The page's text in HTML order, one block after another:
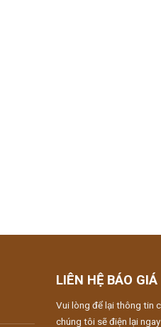
LIÊN HỆ BÁO GIÁ
Vui lòng để lại thông tin
chúng tôi sẽ điện lại